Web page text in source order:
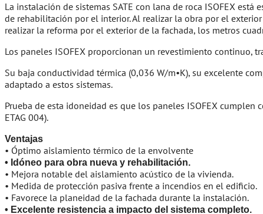
La instalación de sistemas SATE con lana de roca ISOFEX
de rehabilitación por el interior. Al realizar la obra por el
realizar la reforma por el exterior de la fachada, los metros
Los paneles ISOFEX proporcionan un revestimiento continuo,
Su baja conductividad térmica (0,036 W/m•K), su excelente
adaptado a estos sistemas.
Prueba de esta idoneidad es que los paneles ISOFEX
ETAG 004).
Ventajas
• Óptimo aislamiento térmico de la envolvente
• Idóneo para obra nueva y rehabilitación.
• Mejora notable del aislamiento acústico de la vivienda.
• Medida de protección pasiva frente a incendios en el edificio.
• Favorece la planeidad de la fachada durante la instalación.
• Excelente resistencia a impacto del sistema completo.